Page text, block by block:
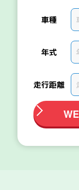
車種
年式
走行距離